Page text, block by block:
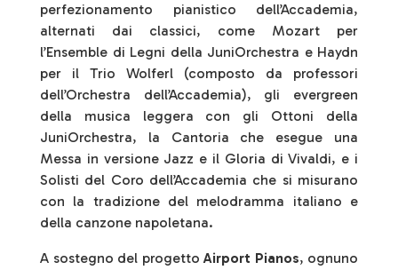
perfezionamento pianistico dell’Accademia,
alternati dai classici, come Mozart per
l’Ensemble di Legni della JuniOrchestra e Haydn
per il Trio Wolferl (composto da professori
dell’Orchestra dell’Accademia), gli evergreen
della musica leggera con gli Ottoni della
JuniOrchestra, la Cantoria che esegue una
Messa in versione Jazz e il Gloria di Vivaldi, e i
Solisti del Coro dell’Accademia che si misurano
con la tradizione del melodramma italiano e
della canzone napoletana.
A sostegno del progettoAirport Pianos, ognuno